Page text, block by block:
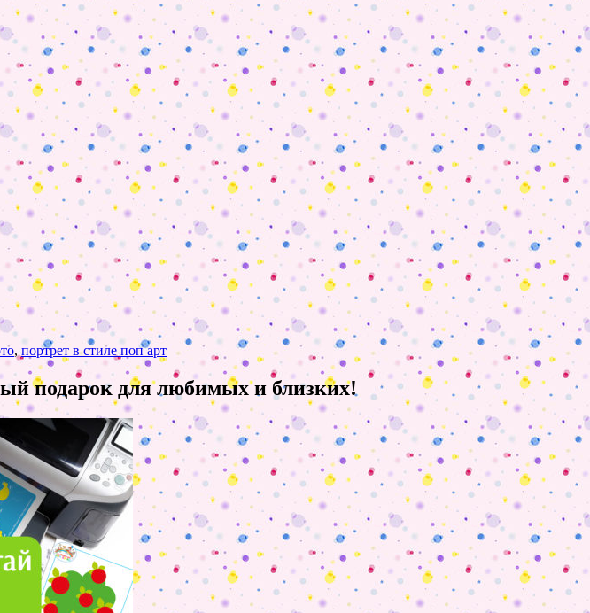
, портрет в стиле поп арт
подарок для любимых и близких!